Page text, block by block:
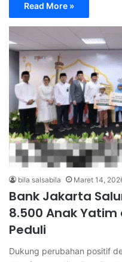
Read More »
bila salsabila Maret 14,
Bank Jakarta
8.500 Anak
Peduli
Dukung perubahan positif